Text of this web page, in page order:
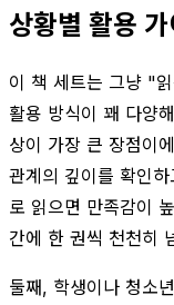
상황별 활용
이 책 세트는 그냥 "
활용 방식이 꽤 다양
상이 가장 큰 장점이
관계의 깊이를 확인
로 읽으면 만족감이
간에 한 권씩 천천히
둘째, 학생이나 청소